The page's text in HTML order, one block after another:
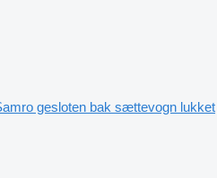
gesloten bak sættevogn lukket